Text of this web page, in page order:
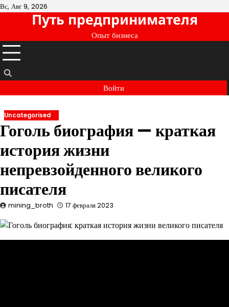
Перейти
содержимому
Вс, Авг 9, 2026
Путь предпринимателя
Опыт бизнеса
Войти
Uncategorised
Гоголь биография — краткая
история жизни
непревзойденного великого
писателя
mining_broth 17 февраля 2023